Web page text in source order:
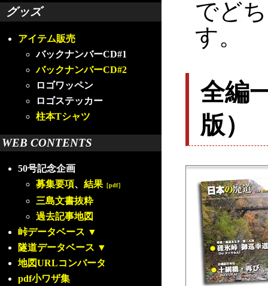
グッズ
アイテム販売
バックナンバーCD#1
バックナンバーCD#2
ロゴワッペン
ロゴステッカー
柱本Tシャツ
WEB CONTENTS
50号記念企画
募集要項、 結果 ［pdf］
三島文書抜粋
過去記事地図
峠データベース ▼
隧道データベース ▼
地図URLコンバータ
pdf小ワザ集
でど
す。
全編
版）